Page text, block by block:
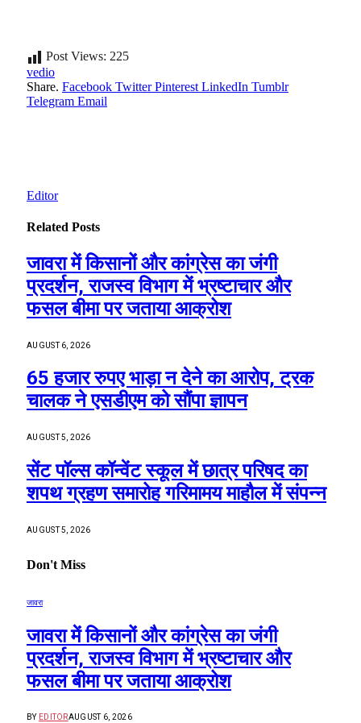
Post Views: 225
vedio
Share. Facebook Twitter Pinterest LinkedIn Tumblr
Telegram Email
Editor
Related Posts
जावरा में किसानों और कांग्रेस का जंगी
प्रदर्शन, राजस्व विभाग में भ्रष्टाचार और
फसल बीमा पर जताया आक्रोश
AUGUST 6, 2026
65 हजार रुपए भाड़ा न देने का आरोप, ट्रक
चालक ने एसडीएम को सौंपा ज्ञापन
AUGUST 5, 2026
सेंट पॉल्स कॉन्वेंट स्कूल में छात्र परिषद का
शपथ ग्रहण समारोह गरिमामय माहौल में संपन्न
AUGUST 5, 2026
Don't Miss
जावरा
जावरा में किसानों और कांग्रेस का जंगी
प्रदर्शन, राजस्व विभाग में भ्रष्टाचार और
फसल बीमा पर जताया आक्रोश
BY EDITORAUGUST 6, 2026